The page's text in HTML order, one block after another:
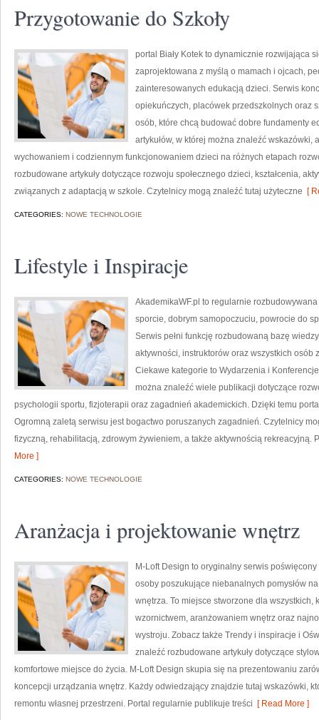
Przygotowanie do Szkoły
portal Biały Kotek to dynamicznie rozwijająca
zaprojektowana z myślą o mamach i ojcach,
zainteresowanych edukacją dzieci. Serwis
opiekuńczych, placówek przedszkolnych oraz
osób, które chcą budować dobre fundamenty
artykułów, w której można znaleźć
wychowaniem i codziennym funkcjonowaniem dzieci na różnych etapach
rozbudowane artykuły dotyczące rozwoju społecznego dzieci, kształcenia,
związanych z adaptacją w szkole. Czytelnicy mogą znaleźć tutaj użyteczne [
CATEGORIES: NOWE TECHNOLOGIE
Lifestyle i Inspiracje
AkademikaWF.pl to regularnie
sporcie, dobrym samopoczuciu, powrocie do
Serwis pełni funkcję rozbudowaną bazę
aktywności, instruktorów oraz wszystkich osób
Ciekawe kategorie to Wydarzenia i
można znaleźć wiele publikacji dotyczące
psychologii sportu, fizjoterapii oraz zagadnień akademickich. Dzięki temu
Ogromną zaletą serwisu jest bogactwo poruszanych zagadnień. Czytelnicy
fizyczną, rehabilitacją, zdrowym żywieniem, a także aktywnością rekreacyjną.
More ]
CATEGORIES: NOWE TECHNOLOGIE
Aranżacja i projektowanie wnętrz
M-Loft Design to oryginalny serwis
osoby poszukujące niebanalnych pomysłów
wnętrza. To miejsce stworzone dla
wzornictwem, aranżowaniem wnętrz oraz
wystroju. Zobacz także Trendy i inspiracje i
znaleźć rozbudowane artykuły dotyczące
komfortowe miejsce do życia. M-Loft Design skupia się na prezentowaniu
koncepcji urządzania wnętrz. Każdy odwiedzający znajdzie tutaj wskazówki,
remontu własnej przestrzeni. Portal regularnie publikuje treści [ Read More ]